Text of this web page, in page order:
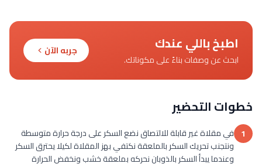
اطبخ باللي عندك
ابحث عن وصفات بناءً على مكوناتك.
جربه الآن
خطوات التحضير
1 في مقلاة غير قابلة للالتصاق نضع السكر على درجة حرارة متوسطة
ونتجنب تحريك السكر بالملعقة نكتفي بهز المقلاة لكيلا يحترق السكر
وعندما يبدأ السكر بالذوبان نحركه بملعقة خشب ونخفض الحرارة